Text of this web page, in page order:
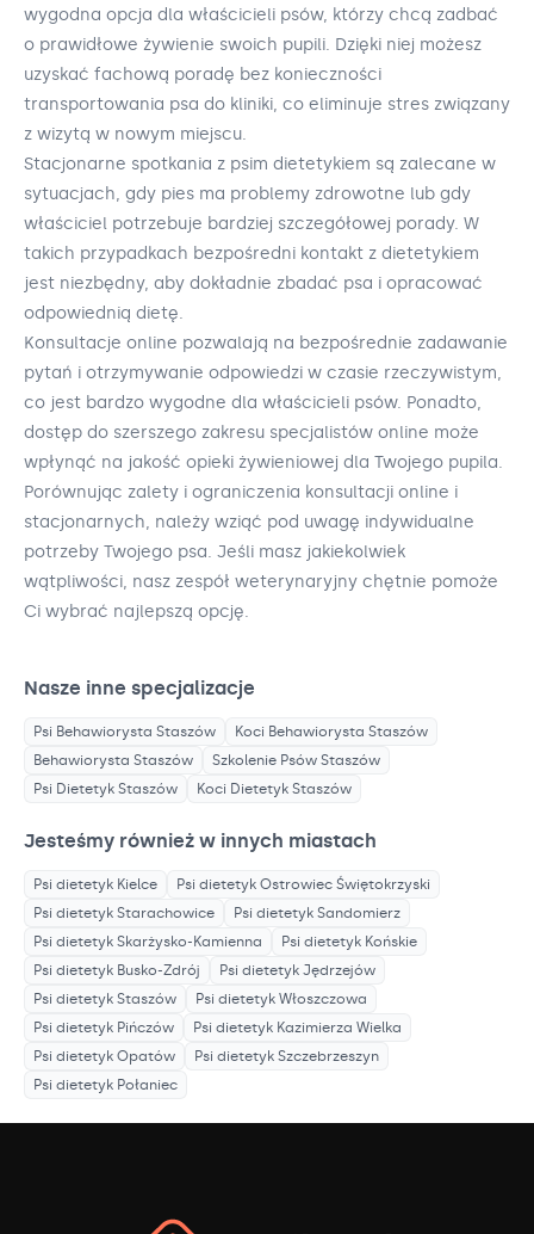
wygodna opcja dla właścicieli psów, którzy chcą zadbać
o prawidłowe żywienie swoich pupili. Dzięki niej możesz
uzyskać fachową poradę bez konieczności
transportowania psa do kliniki, co eliminuje stres związany
z wizytą w nowym miejscu.
Stacjonarne spotkania z psim dietetykiem są zalecane w
sytuacjach, gdy pies ma problemy zdrowotne lub gdy
właściciel potrzebuje bardziej szczegółowej porady. W
takich przypadkach bezpośredni kontakt z dietetykiem
jest niezbędny, aby dokładnie zbadać psa i opracować
odpowiednią dietę.
Konsultacje online pozwalają na bezpośrednie zadawanie
pytań i otrzymywanie odpowiedzi w czasie rzeczywistym,
co jest bardzo wygodne dla właścicieli psów. Ponadto,
dostęp do szerszego zakresu specjalistów online może
wpłynąć na jakość opieki żywieniowej dla Twojego pupila.
Porównując zalety i ograniczenia konsultacji online i
stacjonarnych, należy wziąć pod uwagę indywidualne
potrzeby Twojego psa. Jeśli masz jakiekolwiek
wątpliwości, nasz zespół weterynaryjny chętnie pomoże
Ci wybrać najlepszą opcję.
Nasze inne specjalizacje
Psi Behawiorysta Staszów Koci Behawiorysta Staszów
Behawiorysta Staszów Szkolenie Psów Staszów
Psi Dietetyk Staszów Koci Dietetyk Staszów
Jesteśmy również w innych miastach
Psi dietetyk Kielce Psi dietetyk Ostrowiec Świętokrzyski
Psi dietetyk Starachowice Psi dietetyk Sandomierz
Psi dietetyk Skarżysko-Kamienna Psi dietetyk Końskie
Psi dietetyk Busko-Zdrój Psi dietetyk Jędrzejów
Psi dietetyk Staszów Psi dietetyk Włoszczowa
Psi dietetyk Pińczów Psi dietetyk Kazimierza Wielka
Psi dietetyk Opatów Psi dietetyk Szczebrzeszyn
Psi dietetyk Połaniec